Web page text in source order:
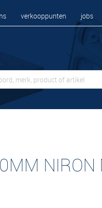
verkooppunten jobs
NIRON